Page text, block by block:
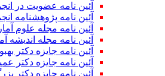
آئین نامه عضویت در
آئین نامه پژوهشنامه
آئین نامه مجله علوم
آئین نامه مجله اندیشه
آئین‌ نامه جایزه دکتر
آئین نامه جایزه دکتر
آئین نامه جایزه دکتر بزرگ